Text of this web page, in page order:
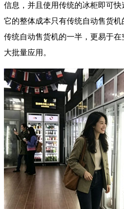
信息，并且使用传统的冰柜即可快
它的整体成本只有传统自动售货
传统自动售货机的一半，更易于
大批量应用。